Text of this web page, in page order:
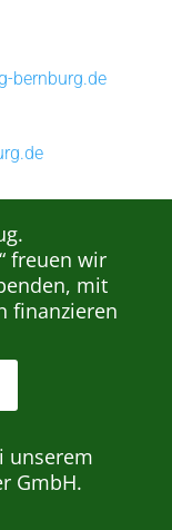
bernburg.de
freuen wir
mit
finanzieren
unserem
GmbH.